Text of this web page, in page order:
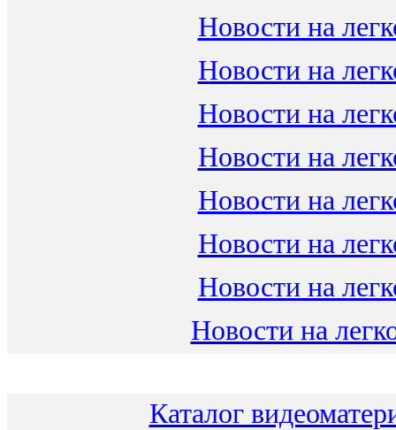
Новости на
Новости на
Новости на
Новости на
Новости на
Новости на
Новости на
Новости на
Каталог